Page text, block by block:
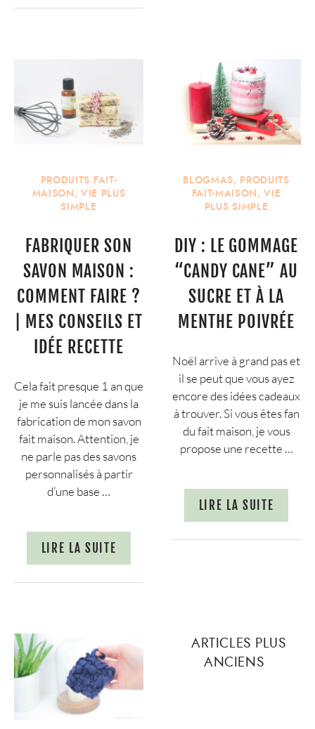
PRODUITS FAIT-
MAISON, VIE PLUS
SIMPLE
FABRIQUER SON
SAVON MAISON :
COMMENT FAIRE ?
| MES CONSEILS ET
IDÉE RECETTE
Cela fait presque 1 an que
je me suis lancée dans la
fabrication de mon savon
fait maison. Attention, je
ne parle pas des savons
personnalisés à partir
d’une base …
LIRE LA SUITE
BLOGMAS, PRODUITS
FAIT-MAISON,VIE
PLUS SIMPLE
DIY : LE GOMMAGE
“CANDY CANE” AU
SUCRE ET À LA
MENTHE POIVRÉE
Noël arrive à grand pas et
il se peut que vous ayez
encore des idées cadeaux
à trouver. Si vous êtes fan
du fait maison, je vous
propose une recette …
LIRE LA SUITE
ARTICLES PLUS
ANCIENS